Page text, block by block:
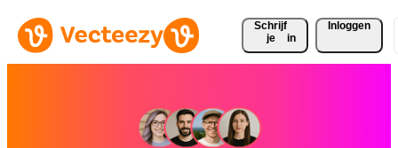
Schrijf
je
in
Inloggen